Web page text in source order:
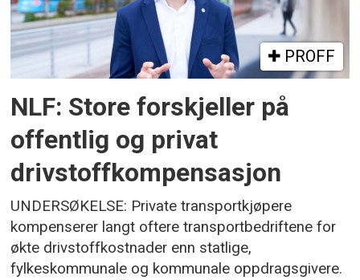
PROFF
NLF: Store forskjeller på
offentlig og privat
drivstoffkompensasjon
UNDERSØKELSE: Private transportkjøpere
kompenserer langt oftere transportbedriftene for
økte drivstoffkostnader enn statlige,
fylkeskommunale og kommunale oppdragsgivere.